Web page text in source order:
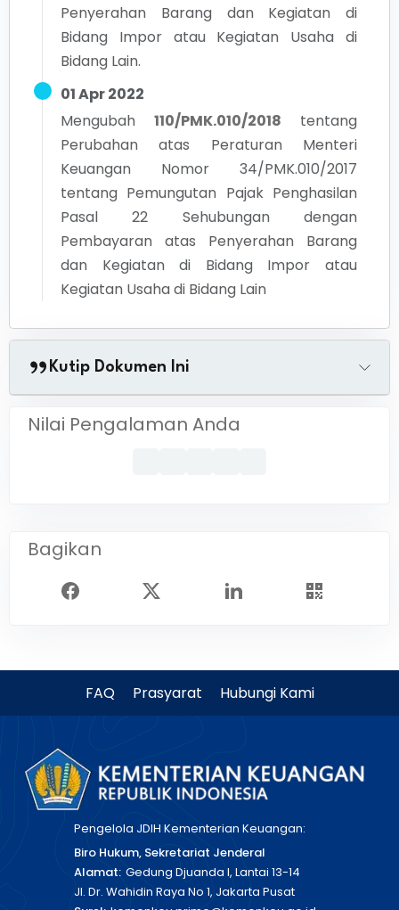
Penyerahan Barang dan Kegiatan di
Bidang Impor atau Kegiatan Usaha di
Bidang Lain.
01 Apr 2022
Mengubah
110/PMK.010/2018
tentang
Perubahan atas Peraturan Menteri
Keuangan Nomor 34/PMK.010/2017
tentang Pemungutan Pajak Penghasilan
Pasal 22 Sehubungan dengan
Pembayaran atas Penyerahan Barang
dan Kegiatan di Bidang Impor atau
Kegiatan Usaha di Bidang Lain
Kutip Dokumen Ini
Nilai Pengalaman Anda
Bagikan
FAQ Prasyarat Hubungi Kami
Pengelola JDIH Kementerian Keuangan:
Biro Hukum, Sekretariat Jenderal
Alamat: Gedung Djuanda I, Lantai 13-14
Jl. Dr. Wahidin Raya No 1, Jakarta Pusat